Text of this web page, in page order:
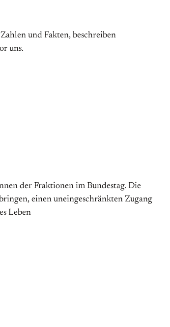
und Fakten, beschreiben
uns.
der Fraktionen im Bundestag. Die
einen uneingeschränkten Zugang
Leben